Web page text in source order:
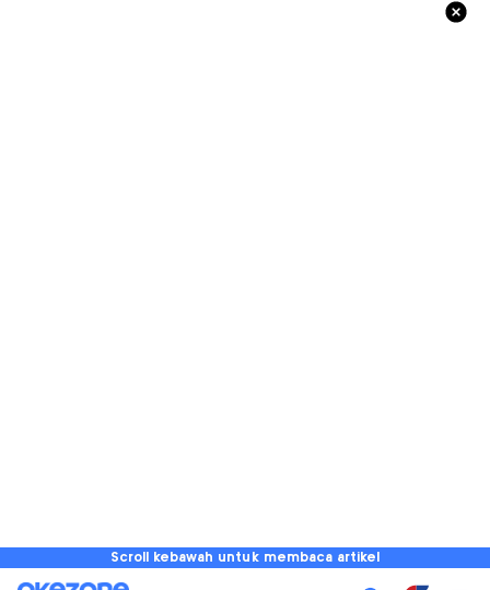
Scroll kebawah untuk membaca artikel